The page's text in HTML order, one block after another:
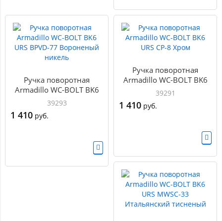
Ручка поворотная
Armadillo WC-BOLT BK6
URS BPVD-77 Вороненый
39293
1 410 руб.
Ручка поворотная
Armadillo WC-BOLT BK6
URS CP-8 Хром
39291
1 410 руб.